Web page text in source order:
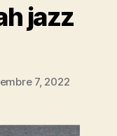
jazz
7, 2022